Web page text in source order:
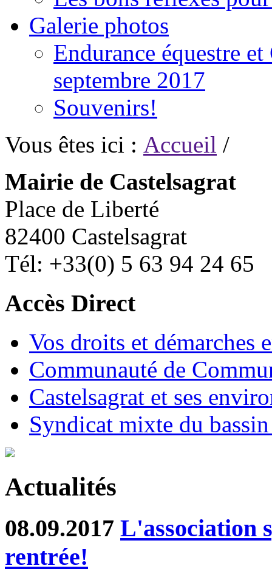
Galerie photos
Endurance équestre
septembre 2017
Souvenirs!
Vous êtes ici : Accueil /
Mairie de Castelsagrat
Place de Liberté
82400 Castelsagrat
Tél: +33(0) 5 63 94 24 65
Accès Direct
Vos droits et démarches
Communauté de
Castelsagrat et ses
Syndicat mixte du
Actualités
08.09.2017 L'association
rentrée!